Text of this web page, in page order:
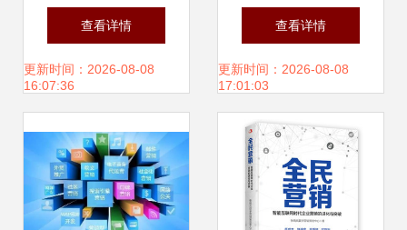
2019年中国实用工
具企业互联网销售
查看详情
更新时间：2026-08-08
16:07:36
互联网销售的生存
指南
查看详情
更新时间：2026-08-08
17:01:03